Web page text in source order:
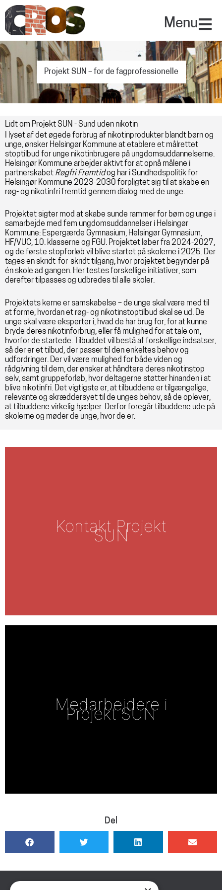
til
indholdet
Menu
Projekt SUN – for de fagprofessionelle
Lidt om Projekt SUN - Sund uden nikotin
I lyset af det øgede forbrug af nikotinprodukter blandt børn og
unge, ønsker Helsingør Kommune at etablere et målrettet
stoptilbud for unge nikotinbrugere på ungdomsuddannelserne.
Helsingør Kommune arbejder aktivt for at opnå målene i
partnerskabet Røgfri Fremtidog har i Sundhedspolitik for
Helsingør Kommune 2023-2030 forpligtet sig til at skabe en
røg- og nikotinfri fremtid gennem dialog med de unge.
Projektet sigter mod at skabe sunde rammer for børn og unge i
samarbejde med fem ungdomsuddannelser i Helsingør
Kommune: Espergærde Gymnasium, Helsingør Gymnasium,
HF/VUC, 10. klasserne og FGU. Projektet løber fra 2024-2027,
og de første stopforløb vil blive startet på skolerne i 2025. Der
tages en skridt-for-skridt tilgang, hvor projektet begynder på
én skole ad gangen. Her testes forskellige initiativer, som
derefter tilpasses og udbredes til alle skoler.
Projektets kerne er samskabelse – de unge skal være med til
at forme, hvordan et røg- og nikotinstoptilbud skal se ud. De
unge skal være eksperter i, hvad de har brug for, for at kunne
bryde deres nikotinforbrug, eller få mulighed for at tale om,
hvorfor de startede. Tilbuddet vil bestå af forskellige indsatser,
så der er et tilbud, der passer til den enkeltes behov og
udfordringer. Der vil være mulighed for både viden og
rådgivning til dem, der ønsker at håndtere deres nikotinstop
selv, samt gruppeforløb, hvor deltagerne støtter hinanden i at
blive nikotinfri. Det vigtigste er, at tilbuddene er tilgængelige,
relevante og skræddersyet til de unges behov, så de oplever,
at tilbuddene virkelig hjælper. Derfor foregår tilbuddene ude på
skolerne og møder de unge, hvor de er.
Kontakt Projekt
SUN
Medarbejdere i
Projekt SUN
Del